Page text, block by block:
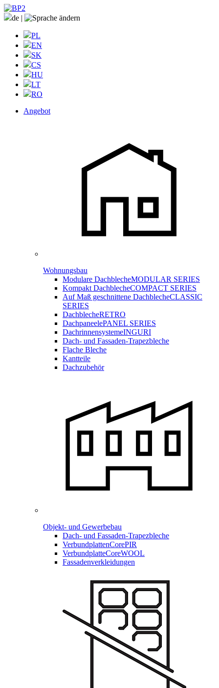
de |
PL
EN
SK
CS
HU
LT
RO
Angebot
Wohnungsbau
Modulare DachblecheMODULAR SERIES
Kompakt DachblecheCOMPACT SERIES
Auf Maß geschnittene DachblecheCLASSIC
SERIES
DachblecheRETRO
DachpaneelePANEL SERIES
DachrinnensystemeINGURI
Dach- und Fassaden-Trapezbleche
Flache Bleche
Kantteile
Dachzubehör
Objekt- und Gewerbebau
Dach- und Fassaden-Trapezbleche
VerbundplattenCorePIR
VerbundplatteCoreWOOL
Fassadenverkleidungen